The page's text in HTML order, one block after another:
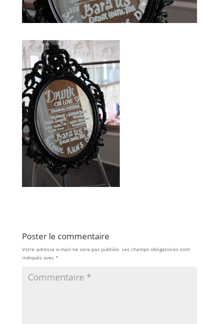
Poster le commentaire
Votre adresse e-mail ne sera pas publiée. Les champs obligatoires sont
indiqués avec *